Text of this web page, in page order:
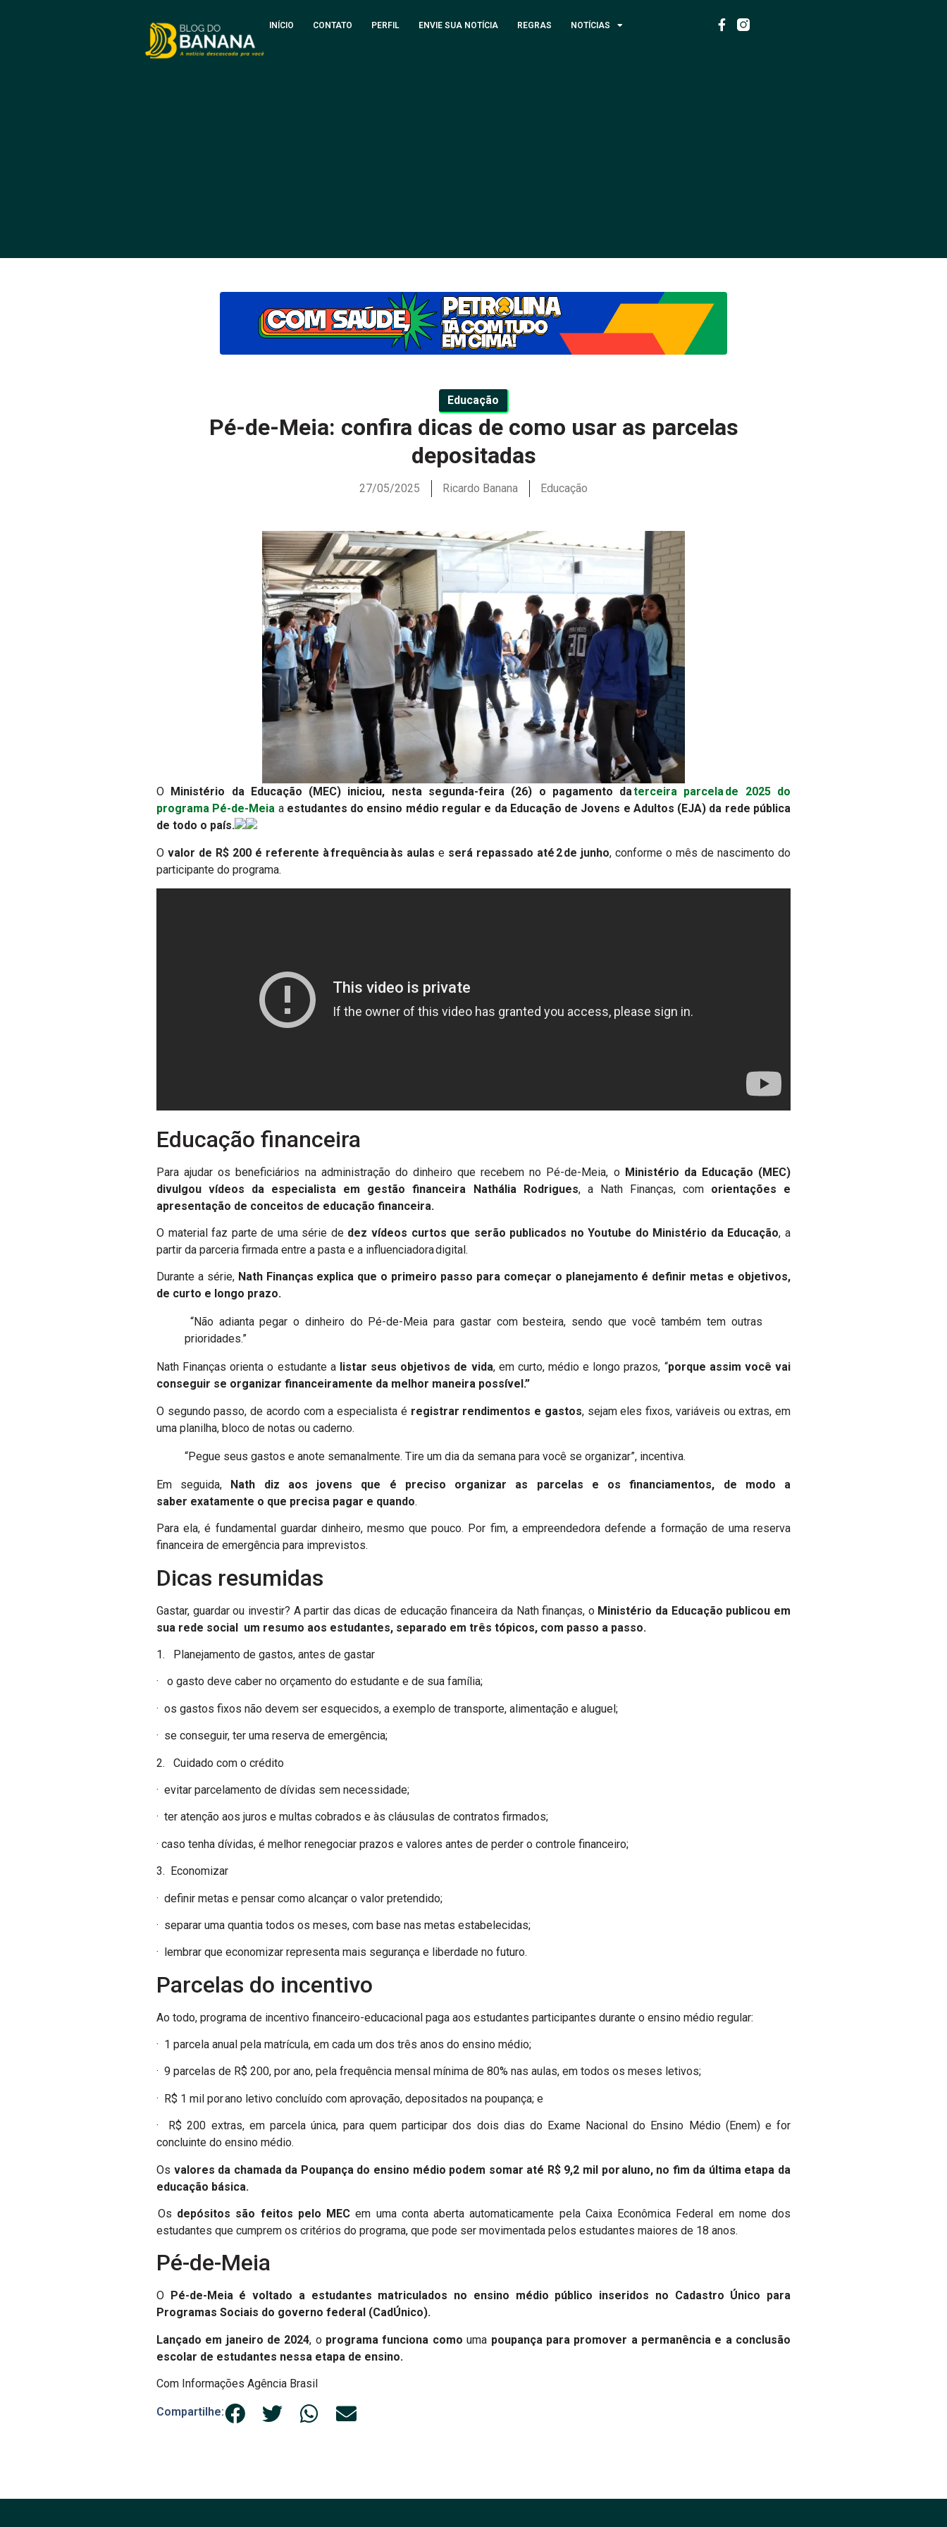
INÍCIO CONTATO PERFIL ENVIE SUA NOTÍCIA REGRAS NOTÍCIAS
Educação
Pé-de-Meia: confira dicas de como usar as parcelas
depositadas
27/05/2025 Ricardo Banana Educação
O Ministério da Educação (MEC) iniciou, nesta segunda-feira (26) o pagamento daterceira parcela de 2025 do
programa Pé-de-Meia a estudantes do ensino médio regular e da Educação de Jovens e Adultos (EJA) da rede pública
de todo o país.
O valor de R$ 200 é referente à frequência às aulas e será repassado até 2 de junho, conforme o mês de nascimento do
participante do programa.
Educação financeira
Para ajudar os beneficiários na administração do dinheiro que recebem no Pé-de-Meia, o Ministério da Educação (MEC)
divulgou vídeos da especialista em gestão financeira Nathália Rodrigues, a Nath Finanças, com orientações e
apresentação de conceitos de educação financeira.
O material faz parte de uma série de dez vídeos curtos que serão publicados no Youtube do Ministério da Educação, a
partir da parceria firmada entre a pasta e a influenciadora digital.
Durante a série, Nath Finanças explica que o primeiro passo para começar o planejamento é definir metas e objetivos,
de curto e longo prazo.
“Não adianta pegar o dinheiro do Pé-de-Meia para gastar com besteira, sendo que você também tem outras
prioridades.”
Nath Finanças orienta o estudante a listar seus objetivos de vida, em curto, médio e longo prazos, “porque assim você vai
conseguir se organizar financeiramente da melhor maneira possível.”
O segundo passo, de acordo com a especialista é registrar rendimentos e gastos, sejam eles fixos, variáveis ou extras, em
uma planilha, bloco de notas ou caderno.
“Pegue seus gastos e anote semanalmente. Tire um dia da semana para você se organizar”, incentiva.
Em seguida, Nath diz aos jovens que é
preciso organizar as parcelas e os financiamentos, de modo a
saber exatamente o que precisa pagar e quando.
Para ela, é fundamental guardar dinheiro, mesmo que pouco. Por fim, a empreendedora defende a formação de uma reserva
financeira de emergência para imprevistos.
Dicas resumidas
Gastar, guardar ou investir? A partir das dicas de educação financeira da Nath finanças, o Ministério da Educação publicou em
sua rede social um resumo aos estudantes, separado em três tópicos, com passo a passo.
1. Planejamento de gastos, antes de gastar
· o gasto deve caber no orçamento do estudante e de sua família;
· os gastos fixos não devem ser esquecidos, a exemplo de transporte, alimentação e aluguel;
· se conseguir, ter uma reserva de emergência;
2. Cuidado com o crédito
· evitar parcelamento de dívidas sem necessidade;
· ter atenção aos juros e multas cobrados e às cláusulas de contratos firmados;
· caso tenha dívidas, é melhor renegociar prazos e valores antes de perder o controle financeiro;
3. Economizar
· definir metas e pensar como alcançar o valor pretendido;
· separar uma quantia todos os meses, com base nas metas estabelecidas;
· lembrar que economizar representa mais segurança e liberdade no futuro.
Parcelas do incentivo
Ao todo, programa de incentivo financeiro-educacional paga aos estudantes participantes durante o ensino médio regular:
· 1 parcela anual pela matrícula, em cada um dos três anos do ensino médio;
· 9 parcelas de R$ 200, por ano, pela frequência mensal mínima de 80% nas aulas, em todos os meses letivos;
· R$ 1 mil por ano letivo concluído com aprovação, depositados na poupança; e
· R$ 200 extras, em parcela única, para quem participar dos dois dias do Exame Nacional do Ensino Médio (Enem) e for
concluinte do ensino médio.
Os valores da chamada da Poupança do ensino médio podem somar até R$ 9,2 mil por aluno, no fim da última etapa da
educação básica.
Os depósitos são feitos pelo MEC em uma conta aberta automaticamente pela Caixa Econômica Federal em nome dos
estudantes que cumprem os critérios do programa, que pode ser movimentada pelos estudantes maiores de 18 anos.
Pé-de-Meia
O
Pé-de-Meia é voltado a estudantes matriculados no ensino médio público inseridos no Cadastro Único para
Programas Sociais do governo federal (CadÚnico).
Lançado em janeiro de 2024, o programa funciona como uma poupança para promover a permanência e a conclusão
escolar de estudantes nessa etapa de ensino.
Com Informações Agência Brasil
Compartilhe: